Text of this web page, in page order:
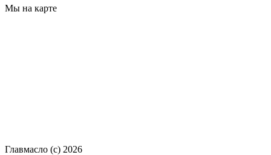
Мы на карте
Главмасло (с) 2026